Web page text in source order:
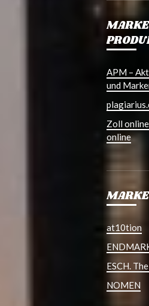
APM –
und
Zoll
online
at10tion
ESCH.
NOMEN